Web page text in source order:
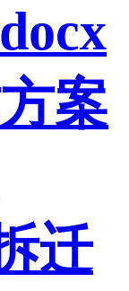
案
迁